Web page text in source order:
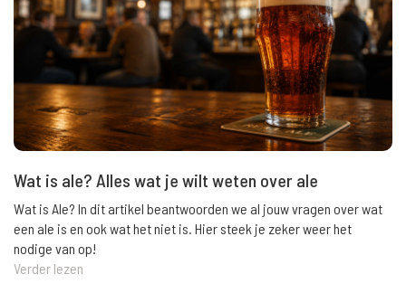
Wat is ale? Alles wat je wilt weten over ale
Wat is Ale? In dit artikel beantwoorden we al jouw vragen over wat
een ale is en ook wat het niet is. Hier steek je zeker weer het
nodige van op!
Verder lezen